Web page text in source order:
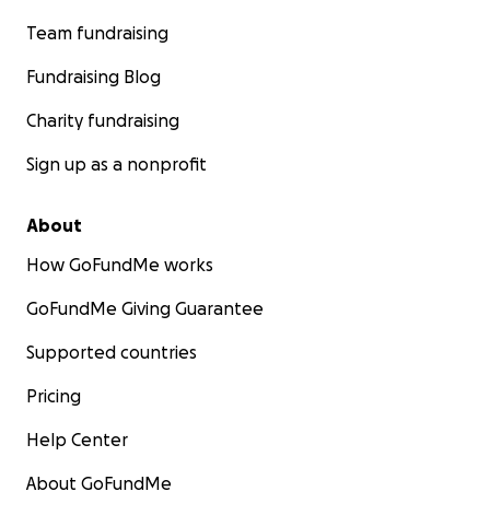
Team fundraising
Fundraising Blog
Charity fundraising
Sign up as a nonprofit
About
How GoFundMe works
GoFundMe Giving Guarantee
Supported countries
Pricing
Help Center
About GoFundMe